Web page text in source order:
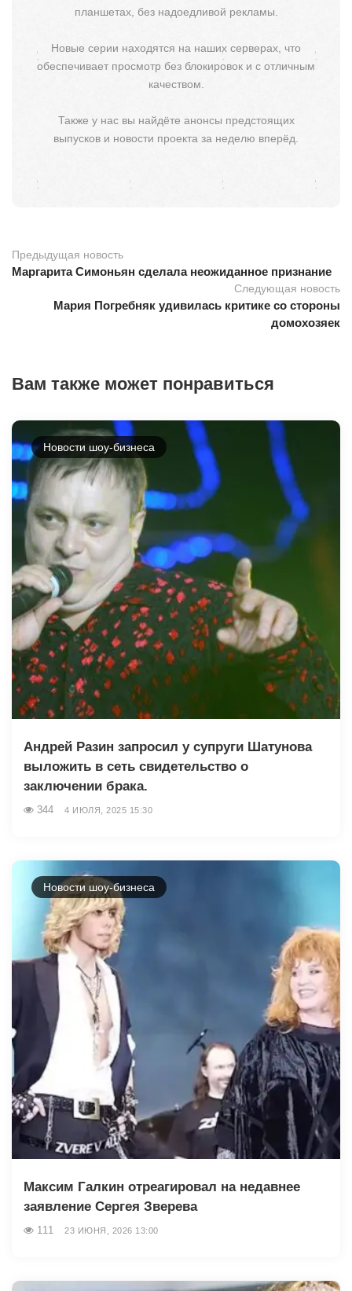
планшетах, без надоедливой рекламы.
Новые серии находятся на наших серверах, что
обеспечивает просмотр без блокировок и с отличным
качеством.
Также у нас вы найдёте анонсы предстоящих
выпусков и новости проекта за неделю вперёд.
Предыдущая новость
Маргарита Симоньян сделала неожиданное признание
Следующая новость
Мария Погребняк удивилась критике со стороны
домохозяек
Вам также может понравиться
Новости шоу-бизнеса
Андрей Разин запросил у супруги Шатунова
выложить в сеть свидетельство о
заключении брака.
344 4 ИЮЛЯ, 2025 15:30
Новости шоу-бизнеса
Максим Галкин отреагировал на недавнее
заявление Сергея Зверева
111 23 ИЮНЯ, 2026 13:00